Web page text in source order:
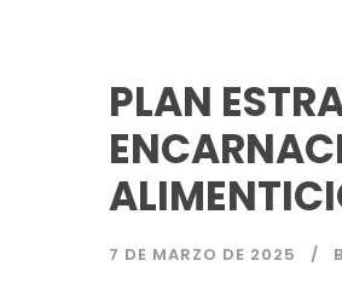
PLAN
7 DE MARZO DE 2025